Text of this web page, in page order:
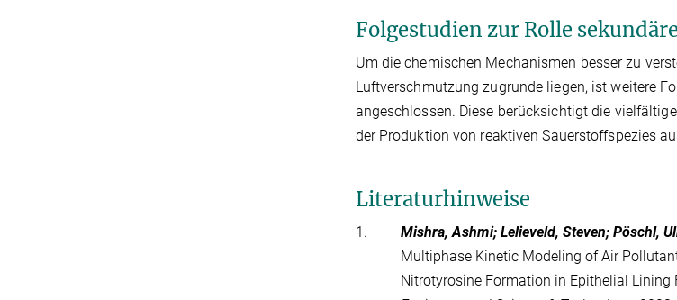
Folgestudien zur Rolle
Um die chemischen Mechanismen besser zu
Luftverschmutzung zugrunde liegen, ist weitere
angeschlossen. Diese berücksichtigt die
der Produktion von reaktiven Sauerstoffspezies
Literaturhinweise
1.
Mishra, Ashmi; Lelieveld, Steven; Pöschl,
Multiphase Kinetic Modeling of Air
Nitrotyrosine Formation in Epithelial Lining